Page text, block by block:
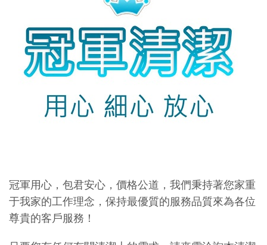
冠軍用心，包君安心，價格公道，我們秉持著您家重
于我家的工作理念，保持最優質的服務品質來為各位
尊貴的客戶服務！